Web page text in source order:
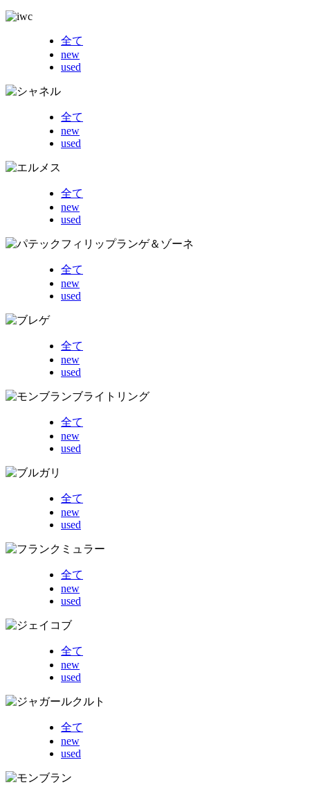
全て
new
used
全て
new
used
全て
new
used
全て
new
used
全て
new
used
全て
new
used
全て
new
used
全て
new
used
全て
new
used
全て
new
used